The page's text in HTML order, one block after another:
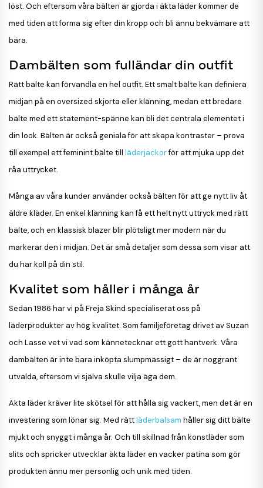
löst. Och eftersom våra bälten är gjorda i äkta läder kommer de
med tiden att forma sig efter din kropp och bli ännu bekvämare att
bära.
Dambälten som fulländar din outfit
Rätt bälte kan förvandla en hel outfit. Ett smalt bälte kan definiera
midjan på en oversized skjorta eller klänning, medan ett bredare
bälte med ett statement-spänne kan bli det centrala elementet i
din look. Bälten är också geniala för att skapa kontraster – prova
till exempel ett feminint bälte till läderjackorför att mjuka upp det
råa uttrycket.
Många av våra kunder använder också bälten för att ge nytt liv åt
äldre kläder. En enkel klänning kan få ett helt nytt uttryck med rätt
bälte, och en klassisk blazer blir plötsligt mer modern när du
markerar den i midjan. Det är små detaljer som dessa som visar att
du har koll på din stil.
Kvalitet som håller i många år
Sedan 1986 har vi på Freja Skind specialiserat oss på
läderprodukter av hög kvalitet. Som familjeföretag drivet av Suzan
och Lasse vet vi vad som kännetecknar ett gott hantverk. Våra
dambälten är inte bara inköpta slumpmässigt – de är noggrant
utvalda, eftersom vi själva skulle vilja äga dem.
Äkta läder kräver lite skötsel för att hålla sig vackert, men det är en
investering som lönar sig. Med rättläderbalsam håller sig ditt bälte
mjukt och snyggt i många år. Och till skillnad från konstläder som
slits och spricker utvecklar äkta läder en vacker patina som gör
produkten ännu mer personlig och unik med tiden.